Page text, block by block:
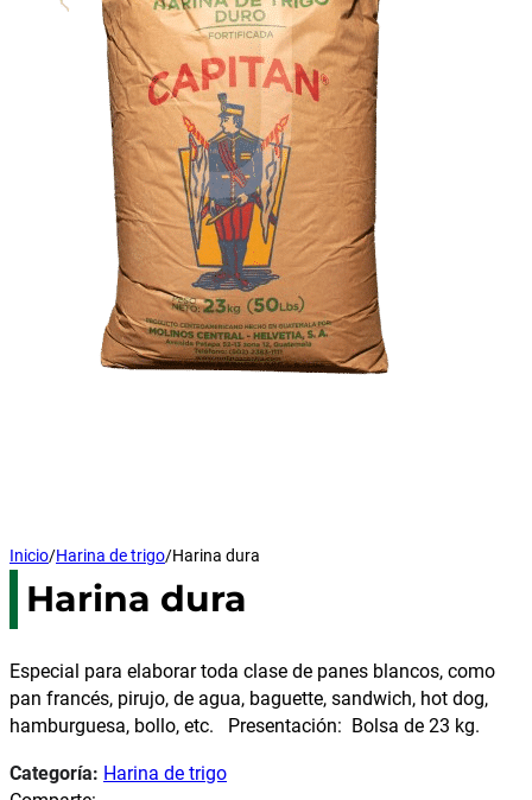
Inicio/Harina de trigo/Harina dura
Harina dura
Especial para elaborar toda clase de panes blancos, como
pan francés, pirujo, de agua, baguette, sandwich, hot dog,
hamburguesa, bollo, etc. Presentación: Bolsa de 23 kg.
Categoría: Harina de trigo